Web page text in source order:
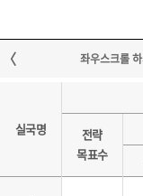
실국명
전략
목표수